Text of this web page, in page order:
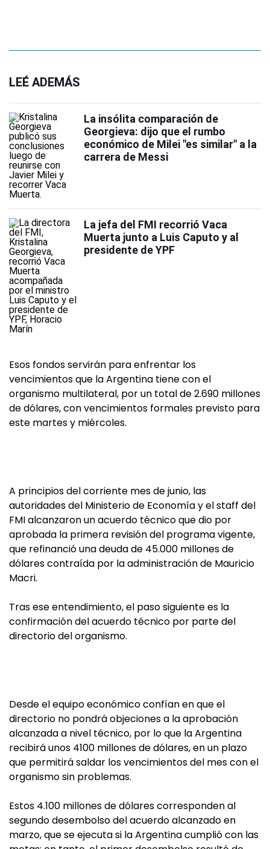
LEÉ ADEMÁS
La insólita comparación de
Georgieva: dijo que el rumbo
económico de Milei "es similar" a la
carrera de Messi
La jefa del FMI recorrió Vaca
Muerta junto a Luis Caputo y al
presidente de YPF
Esos fondos servirán para enfrentar los
vencimientos que la Argentina tiene con el
organismo multilateral, por un total de 2.690 millones
de dólares, con vencimientos formales previsto para
este martes y miércoles.
A principios del corriente mes de junio, las
autoridades del Ministerio de Economía y el staff del
FMI alcanzaron un acuerdo técnico que dio por
aprobada la primera revisión del programa vigente,
que refinanció una deuda de 45.000 millones de
dólares contraída por la administración de Mauricio
Macri.
Tras ese entendimiento, el paso siguiente es la
confirmación del acuerdo técnico por parte del
directorio del organismo.
Desde el equipo económico confían en que el
directorio no pondrá objeciones a la aprobación
alcanzada a nivel técnico, por lo que la Argentina
recibirá unos 4100 millones de dólares, en un plazo
que permitirá saldar los vencimientos del mes con el
organismo sin problemas.
Estos 4.100 millones de dólares corresponden al
segundo desembolso del acuerdo alcanzado en
marzo, que se ejecuta si la Argentina cumplió con las